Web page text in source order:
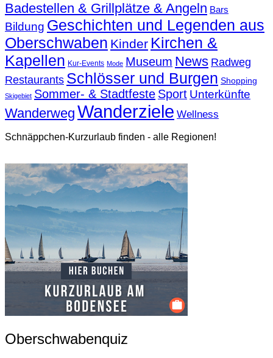
Badestellen & Grillplätze & Angeln Bars
Bildung Geschichten und Legenden aus
Oberschwaben Kinder Kirchen &
Kapellen Kur-Events Mode Museum News Radweg
Restaurants Schlösser und Burgen Shopping
Skigebiet Sommer- & Stadtfeste Sport Unterkünfte
Wanderweg Wanderziele Wellness
Schnäppchen-Kurzurlaub finden - alle Regionen!
Oberschwabenquiz